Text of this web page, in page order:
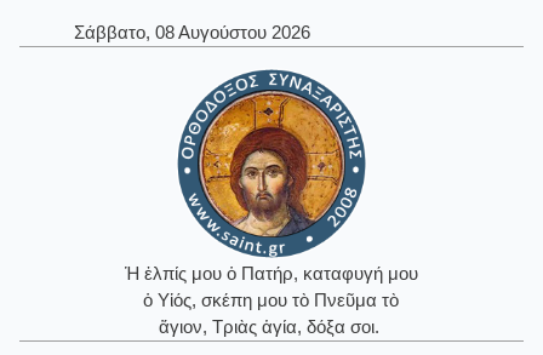
Σάββατο, 08 Αυγούστου 2026
Ἡ ἐλπίς μου ὁ Πατήρ, καταφυγή μου
ὁ Υἱός, σκέπη μου τὸ Πνεῦμα τὸ
ἅγιον, Τριὰς ἁγία, δόξα σοι.